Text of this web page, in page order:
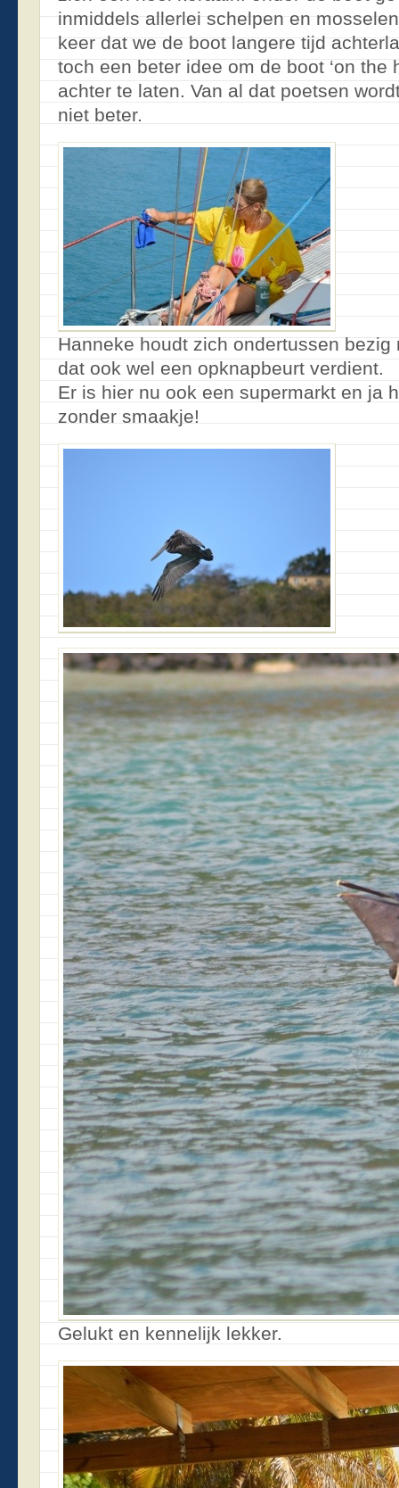
inmiddels allerlei schelpen en
keer dat we de boot langere tijd
toch een beter idee om de boot ‘on the
achter te laten. Van al dat poetsen
niet beter.
Hanneke houdt zich ondertussen bezig
dat ook wel een opknapbeurt verdient.
Er is hier nu ook een supermarkt en ja
zonder smaakje!
Gelukt en kennelijk lekker.